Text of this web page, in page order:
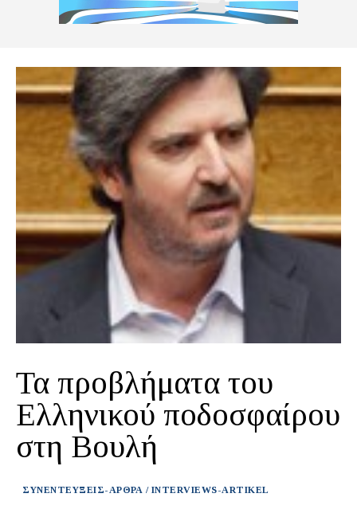
Τα προβλήματα του
Ελληνικού ποδοσφαίρου
στη Βουλή
ΣΥΝΕΝΤΕΥΞΕΙΣ-ΑΡΘΡΑ / INTERVIEWS-ARTIKEL